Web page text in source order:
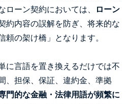
ローン契約においては、
ローン
約内容の誤解を防ぎ、将来的な
頼の架け橋」となります。
に言語を置き換えるだけでは不
、担保、保証、違約金、準拠
門的な金融・法律用語が頻繁に